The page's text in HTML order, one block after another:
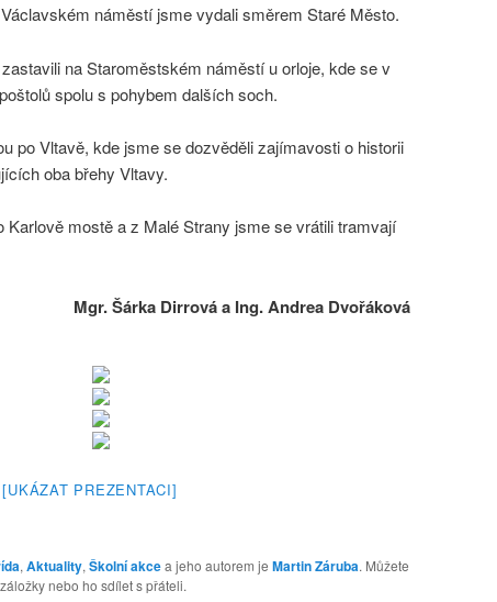
náměstí jsme vydali směrem Staré Město.
na Staroměstském náměstí u orloje, kde se v
spolu s pohybem dalších soch.
po Vltavě, kde jsme se dozvěděli zajímavosti o historii
oba břehy Vltavy.
Karlově mostě a z Malé Strany jsme se vrátili tramvají
Mgr. Šárka Dirrová a Ing. Andrea Dvořáková
[UKÁZAT PREZENTACI]
, Aktuality, Školní akcea jeho autorem je Martin Záruba. Můžete
nebo ho sdílet s přáteli.